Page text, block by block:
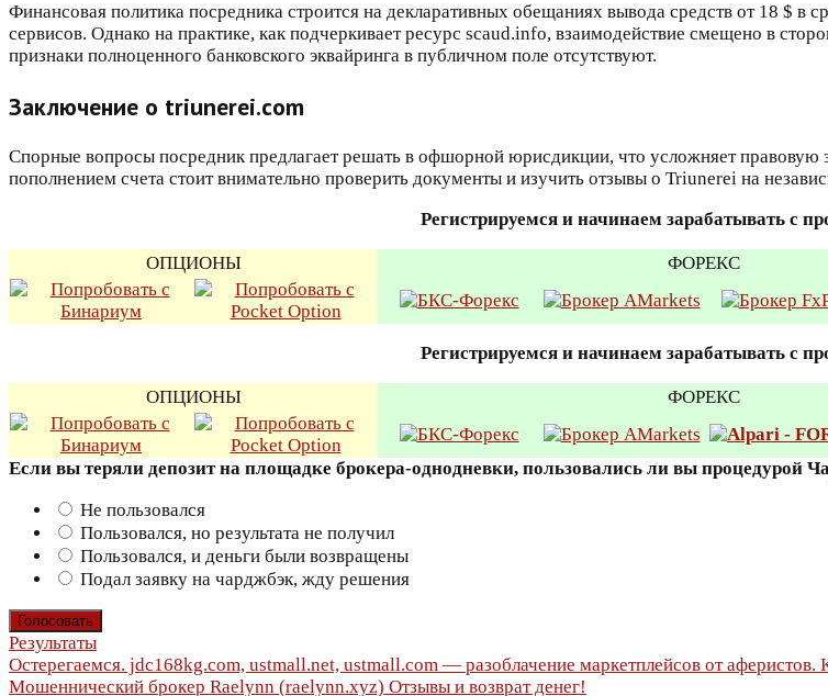
Финансовая политика посредника строится на декларативных обещаниях вывода средств от 18 $ в
сервисов. Однако на практике, как подчеркивает ресурс scaud.info, взаимодействие смещено в
признаки полноценного банковского эквайринга в публичном поле отсутствуют.
Заключение о triunerei.com
Спорные вопросы посредник предлагает решать в офшорной юрисдикции, что усложняет
пополнением счета стоит внимательно проверить документы и изучить отзывы о Triunerei на
Регистрируемся и начинаем зарабатывать с
ОПЦИОНЫ ФОРЕКС
Регистрируемся и начинаем зарабатывать с
ОПЦИОНЫ ФОРЕКС
Если вы теряли депозит на площадке брокера-однодневки, пользовались ли вы процедурой
Не пользовался
Пользовался, но результата не получил
Пользовался, и деньги были возвращены
Подал заявку на чарджбэк, жду решения
Результаты
Навигация
Остерегаемся. jdc168kg.com, ustmall.net, ustmall.com — разоблачение маркетплейсов от аферистов.
Мошеннический брокер Raelynn (raelynn.xyz) Отзывы и возврат денег!